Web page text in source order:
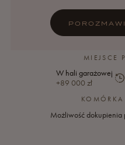
MIEJSCE
W hali garażowej
+89 000 zł
Miejsce
parkingowe
W
Możliwość dokupienia